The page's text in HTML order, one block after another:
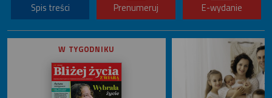
Spis treści Prenumeruj E-wydanie
W TYGODNIKU